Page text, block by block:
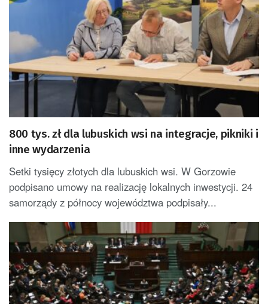
800 tys. zł dla lubuskich wsi na integracje, pikniki i
inne wydarzenia
Setki tysięcy złotych dla lubuskich wsi. W Gorzowie
podpisano umowy na realizację lokalnych inwestycji. 24
samorządy z północy województwa podpisały...